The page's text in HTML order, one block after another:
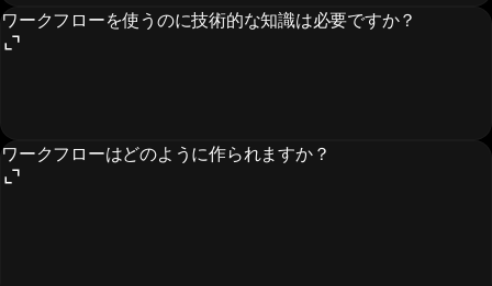
ワークフローを使うのに技術的な知識は必要ですか？
ワークフローはどのように作られますか？